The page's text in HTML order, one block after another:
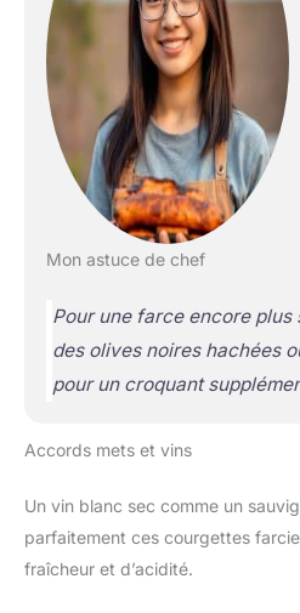
Mon astuce de chef
Pour une farce encore plus
des olives noires hachées
pour un croquant
Accords mets et vins
Un vin blanc sec comme un
parfaitement ces courgettes
fraîcheur et d’acidité.